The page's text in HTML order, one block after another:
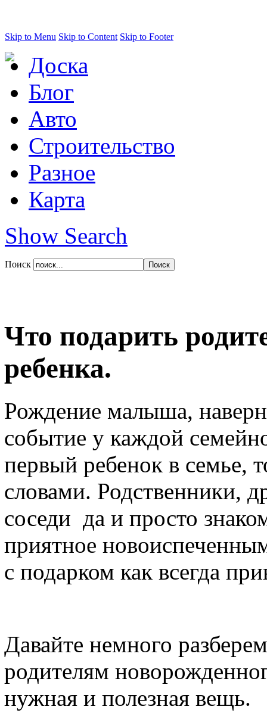
Skip to Menu Skip to Content Skip to Footer
Доска
Блог
Авто
Строительство
Разное
Карта
Show Search
Поиск
Что подарить
ребенка.
Рождение малыша,
событие у каждой
первый ребенок в семье,
словами. Родственники,
соседи да и просто
приятное
с подарком как всегда
Давайте немного
родителям
нужная и полезная вещь.